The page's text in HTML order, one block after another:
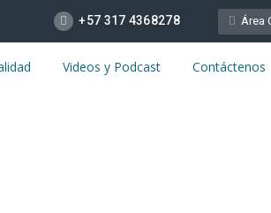
Área
+57 317 4368278
Videos y Podcast Contáctenos